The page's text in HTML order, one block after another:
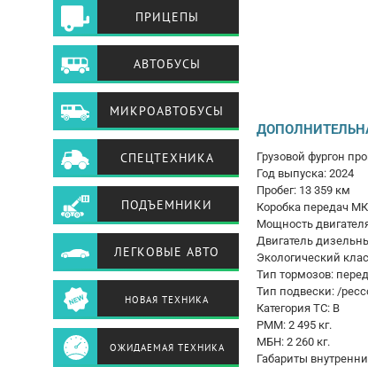
Грузовой фургон
Год выпуска: 2024
Пробег: 13 359 км
Коробка передач
Мощность
Двигатель
Экологический
Тип тормозов:
Тип подвески: /
Категория ТС: B
РММ: 2 495 кг.
МБН: 2 260 кг.
Габариты
ПРИЦЕПЫ
АВТОБУСЫ
МИКРОАВТОБУСЫ
СПЕЦТЕХНИКА
ПОДЪЕМНИКИ
ЛЕГКОВЫЕ АВТО
НОВАЯ ТЕХНИКА
ОЖИДАЕМАЯ ТЕХНИКА